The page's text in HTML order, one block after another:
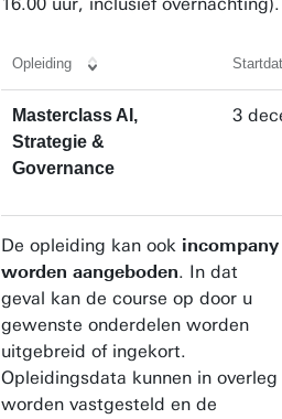
Opleiding
Masterclass AI,
Strategie &
Governance
3
De opleiding kan ook incompany
worden aangeboden. In dat
geval kan de course op door u
gewenste onderdelen worden
uitgebreid of ingekort.
Opleidingsdata kunnen in overleg
worden vastgesteld en de